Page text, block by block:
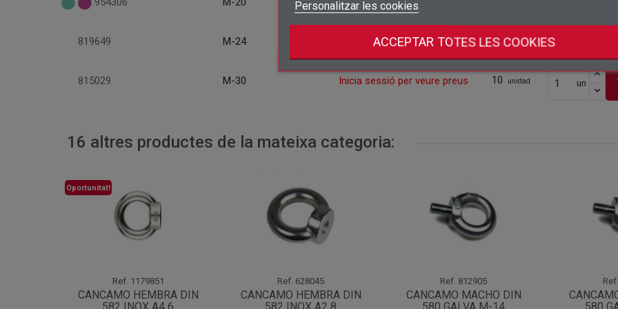
Cancel·lar Crear una llista de desitjos
Personalitzar les cookies
ACCEPTAR TOTES LES COOKIES
819649 M-24 Inicia sessió per veure preus 25 unidad
815029 M-30 Inicia sessió per veure preus 10 unidad un
16 altres productes de la mateixa categoria:
Oportunitat!
Ref. 1179851
CANCAMO HEMBRA DIN
Ref. 628045
CANCAMO HEMBRA DIN
Ref. 812905
CANCAMO MACHO DIN
Ref.